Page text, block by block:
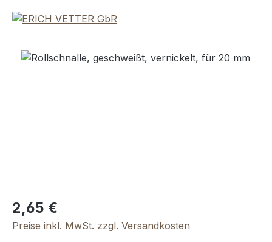
Bildergalerie überspringen
Regulärer Preis:
2,65 €
Preise inkl. MwSt. zzgl. Versandkosten